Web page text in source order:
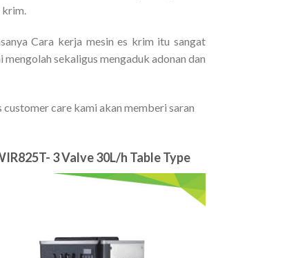
Cara kerja mesin es krim itu sangat
sekaligus mengaduk adonan dan
care kami akan memberi saran
3 Valve 30L/h Table Type